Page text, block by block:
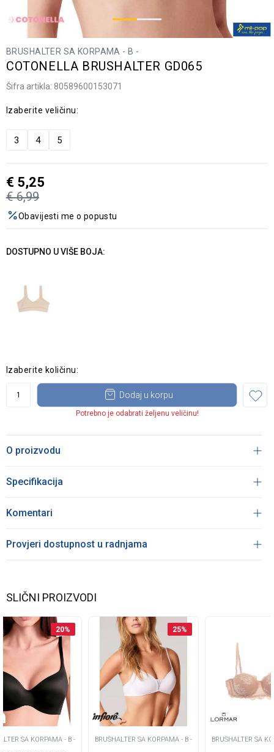
BRUSHALTER SA KORPAMA - B -
COTONELLA BRUSHALTER GD065
Šifra artikla: 80589600153071
Izaberite veličinu:
3 4 5
€ 6,99
€ 5,25
Obavijesti me o popustu
DOSTUPNO U VIŠE BOJA:
Izaberite količinu:
Dodaj u korpu
Potrebno je odabrati željenu veličinu!
O proizvodu
Specifikacija
Komentari
Provjeri dostupnost u radnjama
SLIČNI PROIZVODI
20%
SA KORPAMA - B -
25%
BRUSHALTER SA KORPAMA - B - BRUSHALTER SA